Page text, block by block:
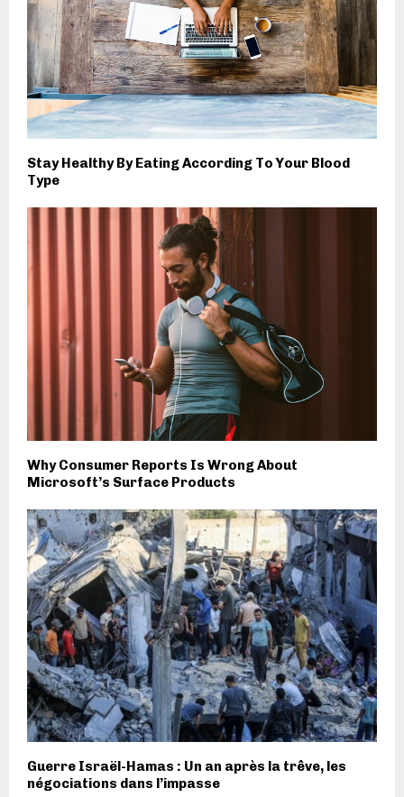
Stay Healthy By Eating According To Your Blood
Type
Why Consumer Reports Is Wrong About
Microsoft’s Surface Products
Guerre Israël-Hamas : Un an après la trêve, les
négociations dans l’impasse